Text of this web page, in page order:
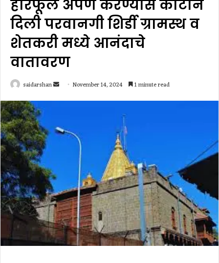
हारफूल अर्पण करण्यास कोर्टाने
दिली परवानगी शिर्डी ग्रामस्थ व
शेतकरी मध्ये आनंदाचे
वातावरण
saidarshan
Send November 14, 2024 1 minute read